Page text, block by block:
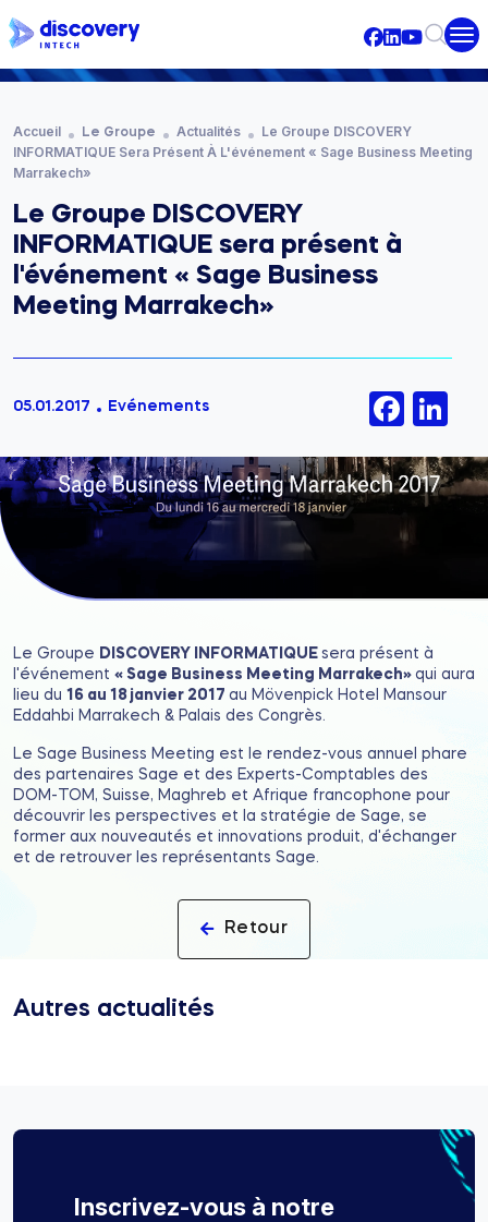
Fil d'Ariane
Accueil Le Groupe Actualités
Le Groupe DISCOVERY
INFORMATIQUE Sera Présent À L'événement « Sage Business Meeting
Marrakech»
Le Groupe DISCOVERY
INFORMATIQUE sera présent à
l'événement « Sage Business
Meeting Marrakech»
05.01.2017 Evénements
Retour
Le Groupe DISCOVERY INFORMATIQUE sera présent à
l'événement « Sage Business Meeting Marrakech» qui aura
lieu du 16 au 18 janvier 2017 au Mövenpick Hotel Mansour
Eddahbi Marrakech & Palais des Congrès.
Le Sage Business Meeting est le rendez-vous annuel phare
des partenaires Sage et des Experts-Comptables des
DOM-TOM, Suisse, Maghreb et Afrique francophone pour
découvrir les perspectives et la stratégie de Sage, se
former aux nouveautés et innovations produit, d'échanger
et de retrouver les représentants Sage.
Autres actualités
Inscrivez-vous à notre